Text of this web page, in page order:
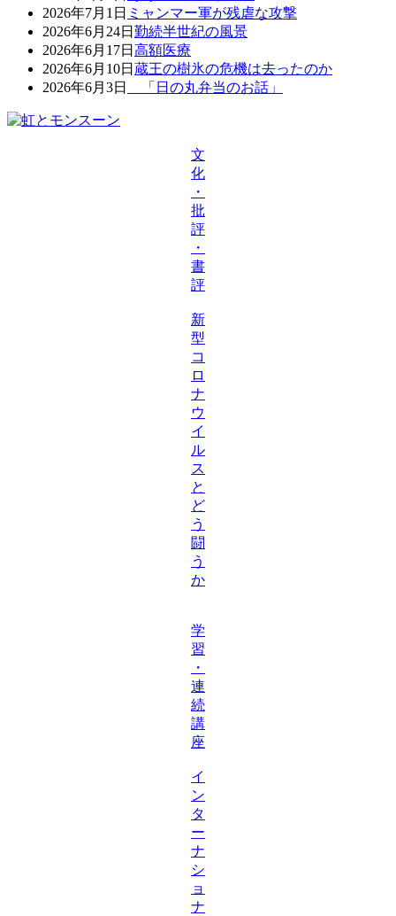
2026年7月1日 ミャンマー軍が残虐な攻撃
2026年6月24日 勤続半世紀の風景
2026年6月17日 高額医療
2026年6月10日 蔵王の樹氷の危機は去ったのか
2026年6月3日
「日の丸弁当のお話」
文
化
・
批
評
・
書
評
新
型
コ
ロ
ナ
ウ
イ
ル
ス
と
ど
う
闘
う
か
学
習
・
連
続
講
座
イ
ン
タ
ー
ナ
シ
ョ
ナ